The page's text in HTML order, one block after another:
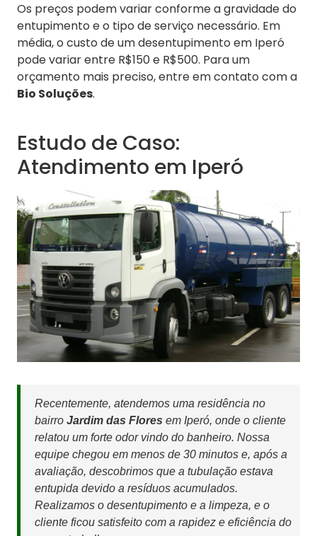
Os preços podem variar conforme a gravidade do
entupimento e o tipo de serviço necessário. Em
média, o custo de um desentupimento em Iperó
pode variar entre R$150 e R$500. Para um
orçamento mais preciso, entre em contato com a
Bio Soluções.
Estudo de Caso:
Atendimento em Iperó
Recentemente, atendemos uma residência no
bairro Jardim das Flores em Iperó, onde o cliente
relatou um forte odor vindo do banheiro. Nossa
equipe chegou em menos de 30 minutos e, após a
avaliação, descobrimos que a tubulação estava
entupida devido a resíduos acumulados.
Realizamos o desentupimento e a limpeza, e o
cliente ficou satisfeito com a rapidez e eficiência do